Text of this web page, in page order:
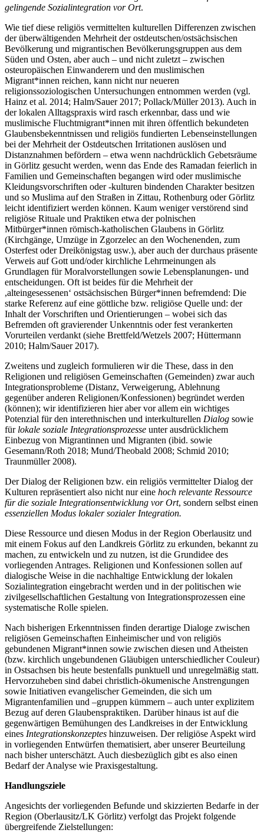
gelingende Sozialintegration vor Ort.
Wie tief diese religiös vermittelten kulturellen Differenzen zwischen
der überwältigenden Mehrheit der ostdeutschen/ostsächsischen
Bevölkerung und migrantischen Bevölkerungsgruppen aus dem
Süden und Osten, aber auch – und nicht zuletzt – zwischen
osteuropäischen Einwanderern und den muslimischen
Migrant*innen reichen, kann nicht nur neueren
religionssoziologischen Untersuchungen entnommen werden (vgl.
Hainz et al. 2014; Halm/Sauer 2017; Pollack/Müller 2013). Auch in
der lokalen Alltagspraxis wird rasch erkennbar, dass und wie
muslimische Fluchtmigrant*innen mit ihren öffentlich bekundeten
Glaubensbekenntnissen und religiös fundierten Lebenseinstellungen
bei der Mehrheit der Ostdeutschen Irritationen auslösen und
Distanznahmen befördern – etwa wenn nachdrücklich Gebetsräume
in Görlitz gesucht werden, wenn das Ende des Ramadan feierlich in
Familien und Gemeinschaften begangen wird oder muslimische
Kleidungsvorschriften oder -kulturen bindenden Charakter besitzen
und so Muslima auf den Straßen in Zittau, Rothenburg oder Görlitz
leicht identifiziert werden können. Kaum weniger verstörend sind
religiöse Rituale und Praktiken etwa der polnischen
Mitbürger*innen römisch-katholischen Glaubens in Görlitz
(Kirchgänge, Umzüge in Zgorzelec an den Wochenenden, zum
Osterfest oder Dreikönigstag usw.), aber auch der durchaus präsente
Verweis auf Gott und/oder kirchliche Lehrmeinungen als
Grundlagen für Moralvorstellungen sowie Lebensplanungen- und
entscheidungen. Oft ist beides für die Mehrheit der
,alteingesessenen‘ ostsächsischen Bürger*innen befremdend: Die
starke Referenz auf eine göttliche bzw. religiöse Quelle und: der
Inhalt der Vorschriften und Orientierungen – wobei sich das
Befremden oft gravierender Unkenntnis oder fest verankerten
Vorurteilen verdankt (siehe Brettfeld/Wetzels 2007; Hüttermann
2010; Halm/Sauer 2017).
Zweitens und zugleich formulieren wir die These, dass in den
Religionen und religiösen Gemeinschaften (Gemeinden) zwar auch
Integrationsprobleme (Distanz, Verweigerung, Ablehnung
gegenüber anderen Religionen/Konfessionen) begründet werden
(können); wir identifizieren hier aber vor allem ein wichtiges
Potenzial für den interethnischen und interkulturellen Dialog sowie
für lokale soziale Integrationsprozesse unter ausdrücklichem
Einbezug von Migrantinnen und Migranten (ibid. sowie
Gesemann/Roth 2018; Mund/Theobald 2008; Schmid 2010;
Traunmüller 2008).
Der Dialog der Religionen bzw. ein religiös vermittelter Dialog der
Kulturen repräsentiert also nicht nur eine hoch relevante Ressource
für die soziale Integrationsentwicklung vor Ort, sondern selbst einen
essenziellen Modus lokaler sozialer Integration.
Diese Ressource und diesen Modus in der Region Oberlausitz und
mit einem Fokus auf den Landkreis Görlitz zu erkunden, bekannt zu
machen, zu entwickeln und zu nutzen, ist die Grundidee des
vorliegenden Antrages. Religionen und Konfessionen sollen auf
dialogische Weise in die nachhaltige Entwicklung der lokalen
Sozialintegration eingebracht werden und in der politischen wie
zivilgesellschaftlichen Gestaltung von Integrationsprozessen eine
systematische Rolle spielen.
Nach bisherigen Erkenntnissen finden derartige Dialoge zwischen
religiösen Gemeinschaften Einheimischer und von religiös
gebundenen Migrant*innen sowie zwischen diesen und Atheisten
(bzw. kirchlich ungebundenen Gläubigen unterschiedlicher Couleur)
in Ostsachsen bis heute bestenfalls punktuell und unregelmäßig statt.
Hervorzuheben sind dabei christlich-ökumenische Anstrengungen
sowie Initiativen evangelischer Gemeinden, die sich um
Migrantenfamilien und –gruppen kümmern – auch unter explizitem
Bezug auf deren Glaubenspraktiken. Darüber hinaus ist auf die
gegenwärtigen Bemühungen des Landkreises in der Entwicklung
eines Integrationskonzeptes hinzuweisen. Der religiöse Aspekt wird
in vorliegenden Entwürfen thematisiert, aber unserer Beurteilung
nach bisher unterschätzt. Auch diesbezüglich gibt es also einen
Bedarf der Analyse wie Praxisgestaltung.
Handlungsziele
Angesichts der vorliegenden Befunde und skizzierten Bedarfe in der
Region (Oberlausitz/LK Görlitz) verfolgt das Projekt folgende
übergreifende Zielstellungen: